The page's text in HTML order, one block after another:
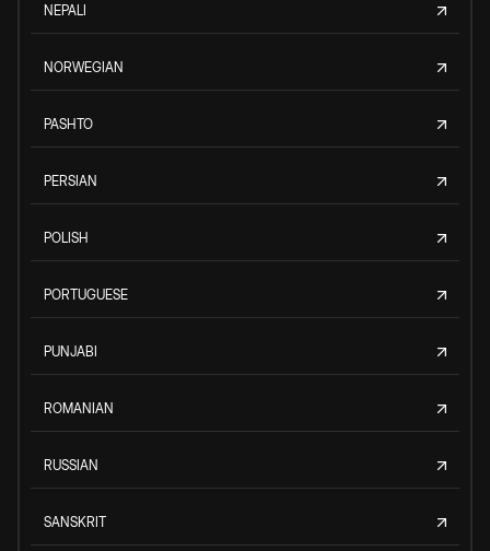
NEPALI
NORWEGIAN
PASHTO
PERSIAN
POLISH
PORTUGUESE
PUNJABI
ROMANIAN
RUSSIAN
SANSKRIT